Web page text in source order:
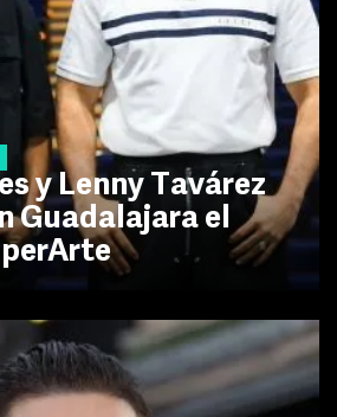
y Lenny Tavárez
Guadalajara el